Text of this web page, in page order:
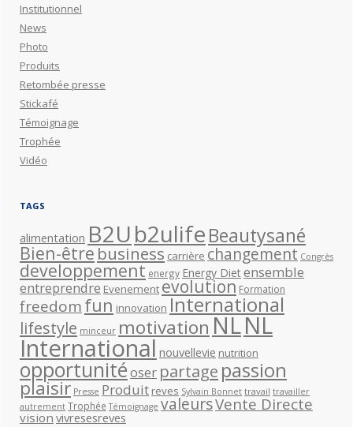
Institutionnel
News
Photo
Produits
Retombée presse
Stickafé
Témoignage
Trophée
Vidéo
TAGS
alimentation B2Ub2ulifeBeautysané
Bien-êtrebusiness carrière changement Congrès
developpement energy Energy Dietensemble
entreprendre Evenement evolution Formation
freedomfun innovation International
lifestyle minceur motivationNLNL
International nouvellevie nutrition
opportunitéoser partage passion
plaisir Presse Produit reves Sylvain Bonnet travail travailler
autrement Trophée Témoignage valeursVente Directe
vision vivresesreves